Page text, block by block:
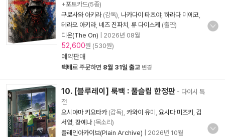
+포토카드(5종)
구로사와 아키라(감독), 나카다이 타츠야, 하라다 미에코
테라오 아키라, 네즈 진파치 류 다이스케 (출연)
디온(The On)
2026년 08월
52,600원 (530원)
예약판매
택배로 주문하면 8월 31일 출고 변경
10. [블루레이] 룩백 : 풀슬립 한정판 - 다이시 특
전
오시야마 키요타카(감독), 카와이 유미 요시다 미즈키
김
서영 장예나(목소리)
플레인아카이브(Plain Archive)
2026년 10월